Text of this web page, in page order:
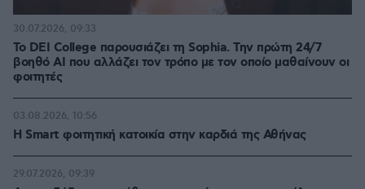
Το DEI College παρουσιάζει τη Sophia. Την πρώτη 24/7
βοηθό AI που αλλάζει τον τρόπο με τον οποίο μαθαίνουν οι
φοιτητές
30.07.2026, 09:33
Η Smart φοιτητική κατοικία στην καρδιά της Αθήνας
03.08.2026, 10:56
29.07.2026, 09:39